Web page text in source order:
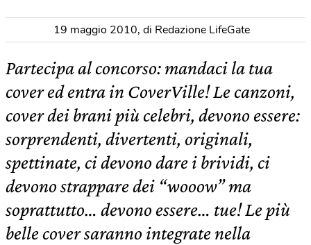
19 maggio 2010, di Redazione LifeGate
Partecipa al concorso: mandaci la tua
cover ed entra in CoverVille! Le canzoni,
cover dei brani più celebri, devono essere:
sorprendenti, divertenti, originali,
spettinate, ci devono dare i brividi, ci
devono strappare dei “wooow” ma
soprattutto… devono essere… tue! Le più
belle cover saranno integrate nella